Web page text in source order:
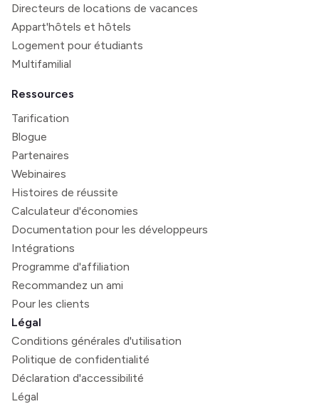
Directeurs de locations de vacances
Appart'hôtels et hôtels
Logement pour étudiants
Multifamilial
Ressources
Tarification
Blogue
Partenaires
Webinaires
Histoires de réussite
Calculateur d'économies
Documentation pour les développeurs
Intégrations
Programme d'affiliation
Recommandez un ami
Pour les clients
Légal
Conditions générales d'utilisation
Politique de confidentialité
Déclaration d'accessibilité
Légal